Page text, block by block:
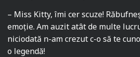
– Miss Kitty, îmi cer scuze!
emoție. Am auzit atât de multe
niciodată n-am crezut c-o să te
o legendă!